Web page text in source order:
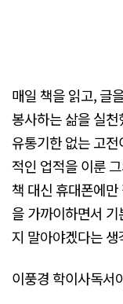
매일 책을 읽고, 글
봉사하는 삶을 실
유통기한 없는 고
적인 업적을 이룬
책 대신 휴대폰에
을 가까이하면서
지 말아야겠다는
이풍경 학이사독서